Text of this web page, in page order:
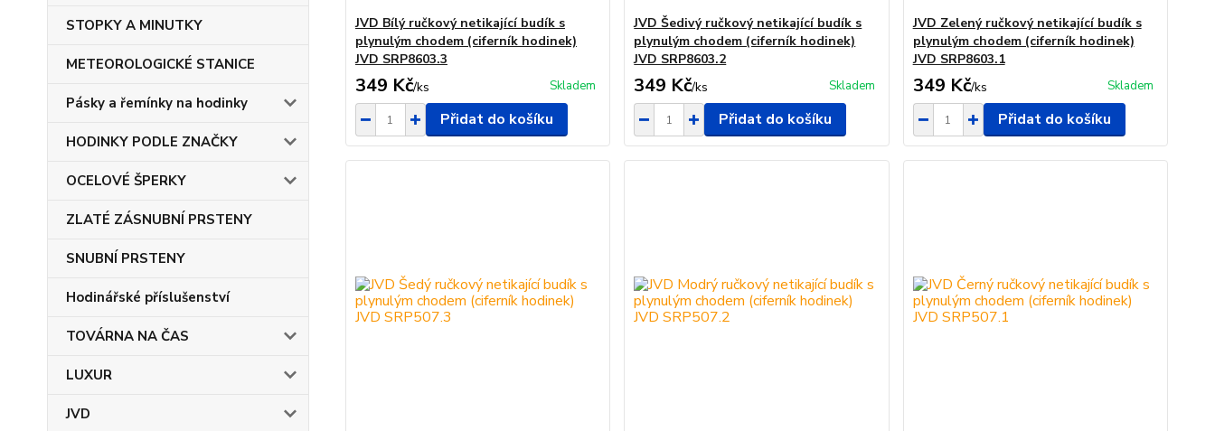
STOPKY A MINUTKY
METEOROLOGICKÉ STANICE
Pásky a řemínky na hodinky
HODINKY PODLE ZNAČKY
OCELOVÉ ŠPERKY
ZLATÉ ZÁSNUBNÍ PRSTENY
SNUBNÍ PRSTENY
Hodinářské příslušenství
TOVÁRNA NA ČAS
LUXUR
JVD
JVD Bílý ručkový netikající budík s
plynulým chodem (ciferník hodinek)
JVD SRP8603.3
349 Kč/ks Skladem
Přidat do košíku
JVD Šedivý ručkový netikající budík s
plynulým chodem (ciferník hodinek)
JVD SRP8603.2
349 Kč/ks Skladem
Přidat do košíku
JVD Zelený ručkový netikající budík s
plynulým chodem (ciferník hodinek)
JVD SRP8603.1
349 Kč/ks Skladem
Přidat do košíku